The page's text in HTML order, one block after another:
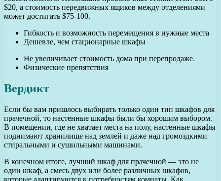
$20, а стоимость передвижных ящиков между отделениями
может достигать $75-100.
Гибкость и возможность перемещения в нужные места
Дешевле, чем стационарные шкафы
Не увеличивает стоимость дома при перепродаже.
Физические препятствия
Вердикт
Если бы вам пришлось выбирать только один тип шкафов для
прачечной, то настенные шкафы были бы хорошим выбором.
В помещении, где не хватает места на полу, настенные шкафы
поднимают хранилище над землей и даже над громоздкими
стиральными и сушильными машинами.
В конечном итоге, лучший шкаф для прачечной — это не
один шкаф, а смесь двух или более различных шкафов,
которые адаптируются к потребностям комнаты. Как